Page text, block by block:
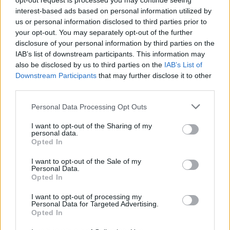
interest-based ads based on personal information utilized by
us or personal information disclosed to third parties prior to
your opt-out. You may separately opt-out of the further
disclosure of your personal information by third parties on the
IAB’s list of downstream participants. This information may
also be disclosed by us to third parties on the IAB’s List of
Downstream Participants that may further disclose it to other
Personal Data Processing Opt Outs
I want to opt-out of the Sharing of my
personal data.
Opted In
I want to opt-out of the Sale of my
Personal Data.
Opted In
I want to opt-out of processing my
Personal Data for Targeted Advertising.
Opted In
και άρχισα να μη θυμάμαι τίποτα.
Μετά δε θυμάμαι τι έγινε» λέει ούσα
σε συναισθηματική φόρτιση.
«Στεναχωριέμαι πάρα πολύ για το
παιδί αυτό, γιατί με έχει βοηθήσει
αρκετά και στο παρελθόν, απλά τώρα
ελπίζω να γίνει καλά, προσεύχομαι να
γίνει καλά, μόνο αυτό» λέει